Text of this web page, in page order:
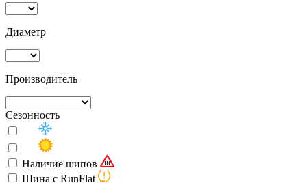
Диаметр
Производитель
Сезонность
Наличие шипов
Шина с RunFlat